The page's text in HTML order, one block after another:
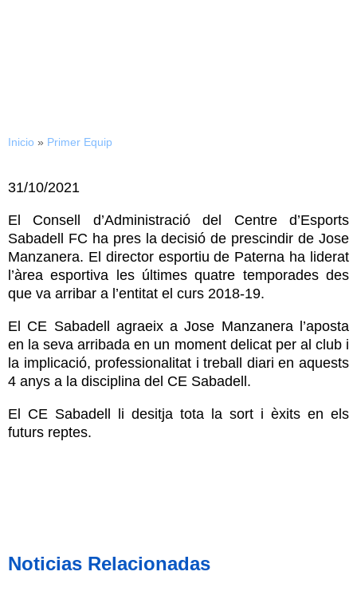
Inicio » Primer Equip
31/10/2021
El Consell d’Administració del Centre d’Esports
Sabadell FC ha pres la decisió de prescindir de Jose
Manzanera. El director esportiu de Paterna ha liderat
l’àrea esportiva les últimes quatre temporades des
que va arribar a l’entitat el curs 2018-19.
El CE Sabadell agraeix a Jose Manzanera l’aposta
en la seva arribada en un moment delicat per al club i
la implicació, professionalitat i treball diari en aquests
4 anys a la disciplina del CE Sabadell.
El CE Sabadell li desitja tota la sort i èxits en els
futurs reptes.
Noticias Relacionadas